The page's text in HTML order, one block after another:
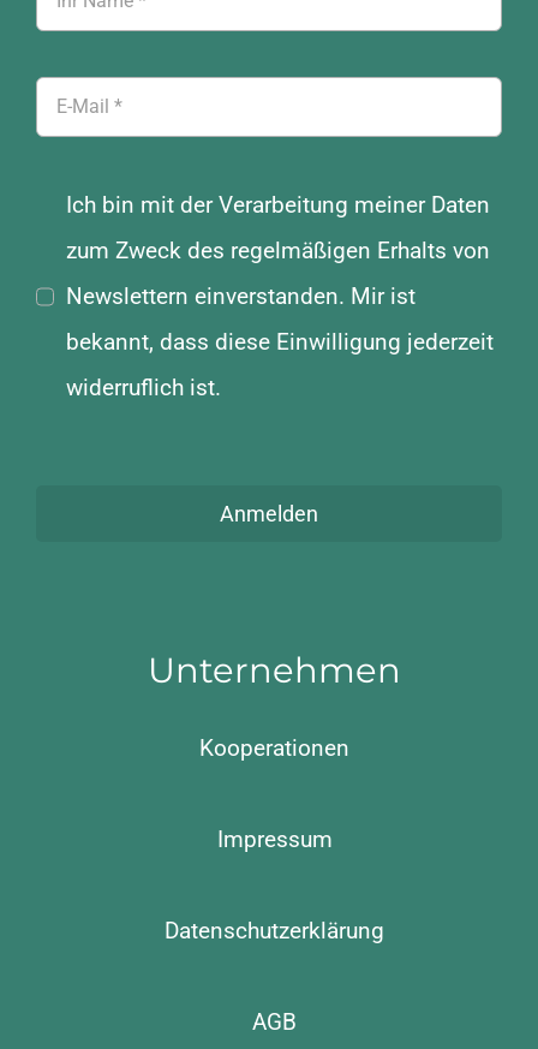
Ich bin mit der Verarbeitung meiner Daten
zum Zweck des regelmäßigen Erhalts von
Newslettern einverstanden. Mir ist
bekannt, dass diese Einwilligung jederzeit
widerruflich ist.
Anmelden
Unternehmen
Kooperationen
Impressum
Datenschutzerklärung
AGB